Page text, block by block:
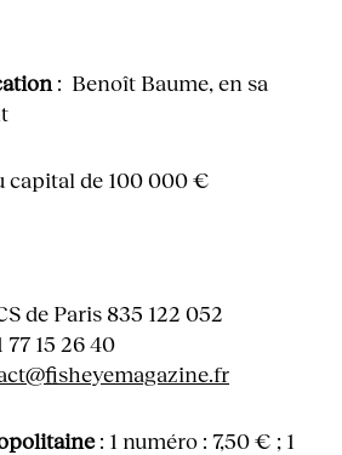
: Benoît Baume, en sa
capital de 100 000 €
de Paris 835 122 052
77 15 26 40
: 1 numéro : 7,50 € ; 1